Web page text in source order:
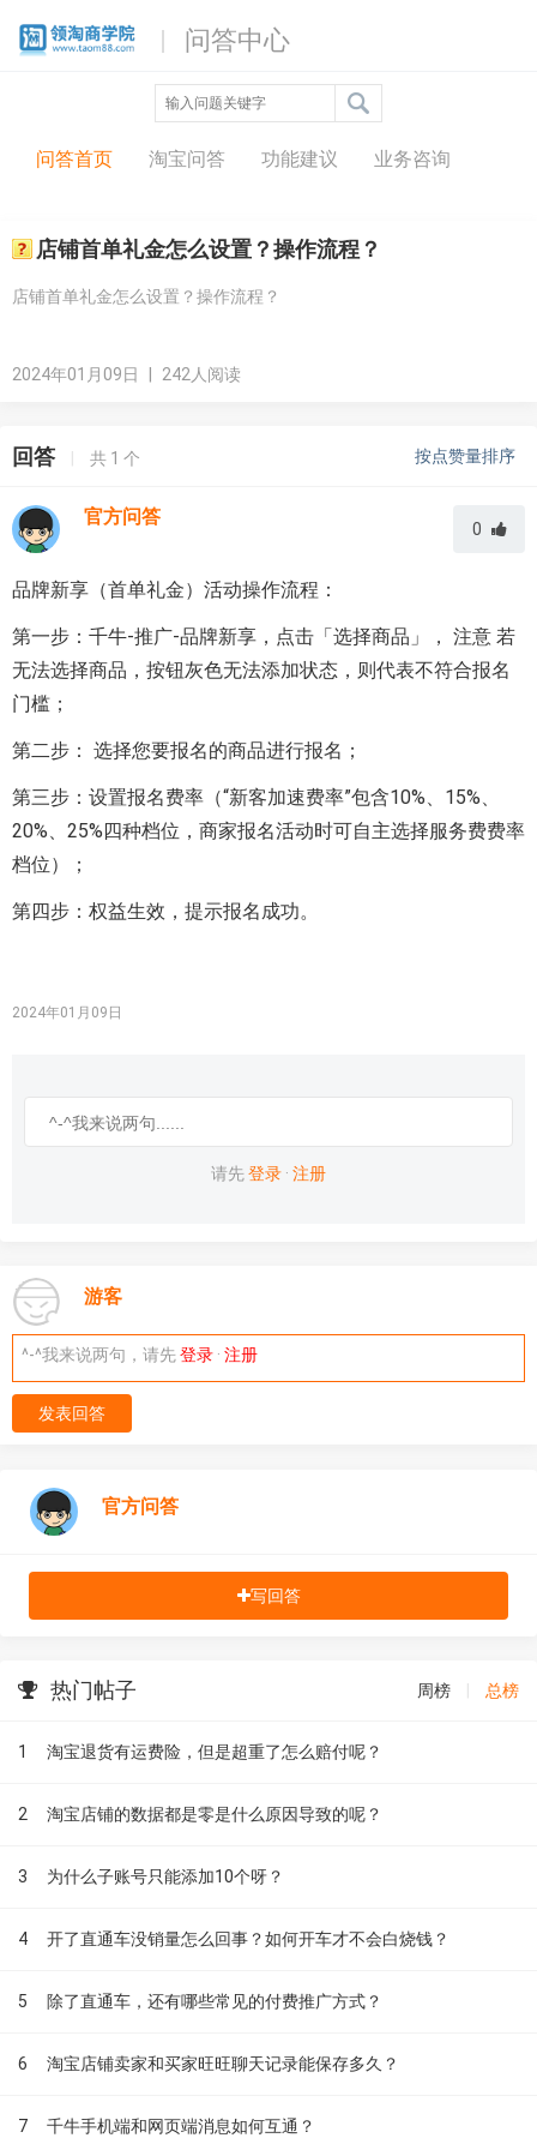
问答中心
问答首页 淘宝问答 功能建议 业务咨询
店铺首单礼金怎么设置？操作流程？
店铺首单礼金怎么设置？操作流程？
2024年01月09日 242人阅读
回答 | 共 1 个 按点赞量排序
官方问答
0
品牌新享（首单礼金）活动操作流程：
第一步：千牛-推广-品牌新享，点击「选择商品」， 注意 若
无法选择商品，按钮灰色无法添加状态，则代表不符合报名
门槛；
第二步： 选择您要报名的商品进行报名；
第三步：设置报名费率（“新客加速费率”包含10%、15%、
20%、25%四种档位，商家报名活动时可自主选择服务费费率
档位）；
第四步：权益生效，提示报名成功。
2024年01月09日
请先登录 · 注册
游客
^-^我来说两句，请先登录 · 注册
发表回答
官方问答
写回答
热门帖子 周榜 总榜
1 淘宝退货有运费险，但是超重了怎么赔付呢？
2 淘宝店铺的数据都是零是什么原因导致的呢？
3 为什么子账号只能添加10个呀？
4 开了直通车没销量怎么回事？如何开车才不会白烧钱？
5 除了直通车，还有哪些常见的付费推广方式？
6 淘宝店铺卖家和买家旺旺聊天记录能保存多久？
7 千牛手机端和网页端消息如何互通？